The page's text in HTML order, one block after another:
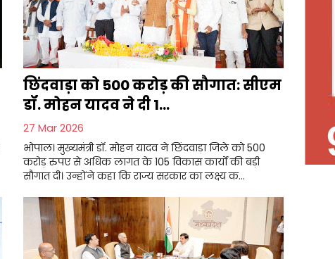
छिंदवाड़ा को ₹500 करोड़ की सौगात: सीएम
डॉ. मोहन यादव ने दी 1...
27 Mar 2026
भोपाल। मुख्यमंत्री डॉ. मोहन यादव ने छिंदवाड़ा जिले को 500
करोड़ रुपए से अधिक लागत के 105 विकास कार्यों की बड़ी
सौगात दी। उन्होंने कहा कि राज्य सरकार का लक्ष्य क...